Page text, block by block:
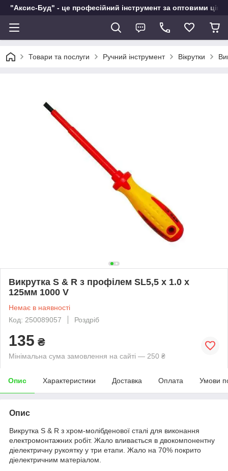
"Аксис-Буд" - це професійний інструмент за оптовими
Товари та послуги Ручний інструмент Вікрутки
Викрутка S & R з профілем SL5,5 х 1.0 x
125мм 1000 V
Немає в наявності
Код: 250089057
Роздріб
135 ₴
Мінімальна сума замовлення на сайті — 250 ₴
Опис Характеристики Доставка Оплата Умови
Опис
Викрутка S & R з хром-молібденової сталі для виконання
електромонтажних робіт. Жало вливається в двокомпонентну
діелектричну рукоятку у три етапи. Жало на 70% покрито
діелектричним матеріалом.